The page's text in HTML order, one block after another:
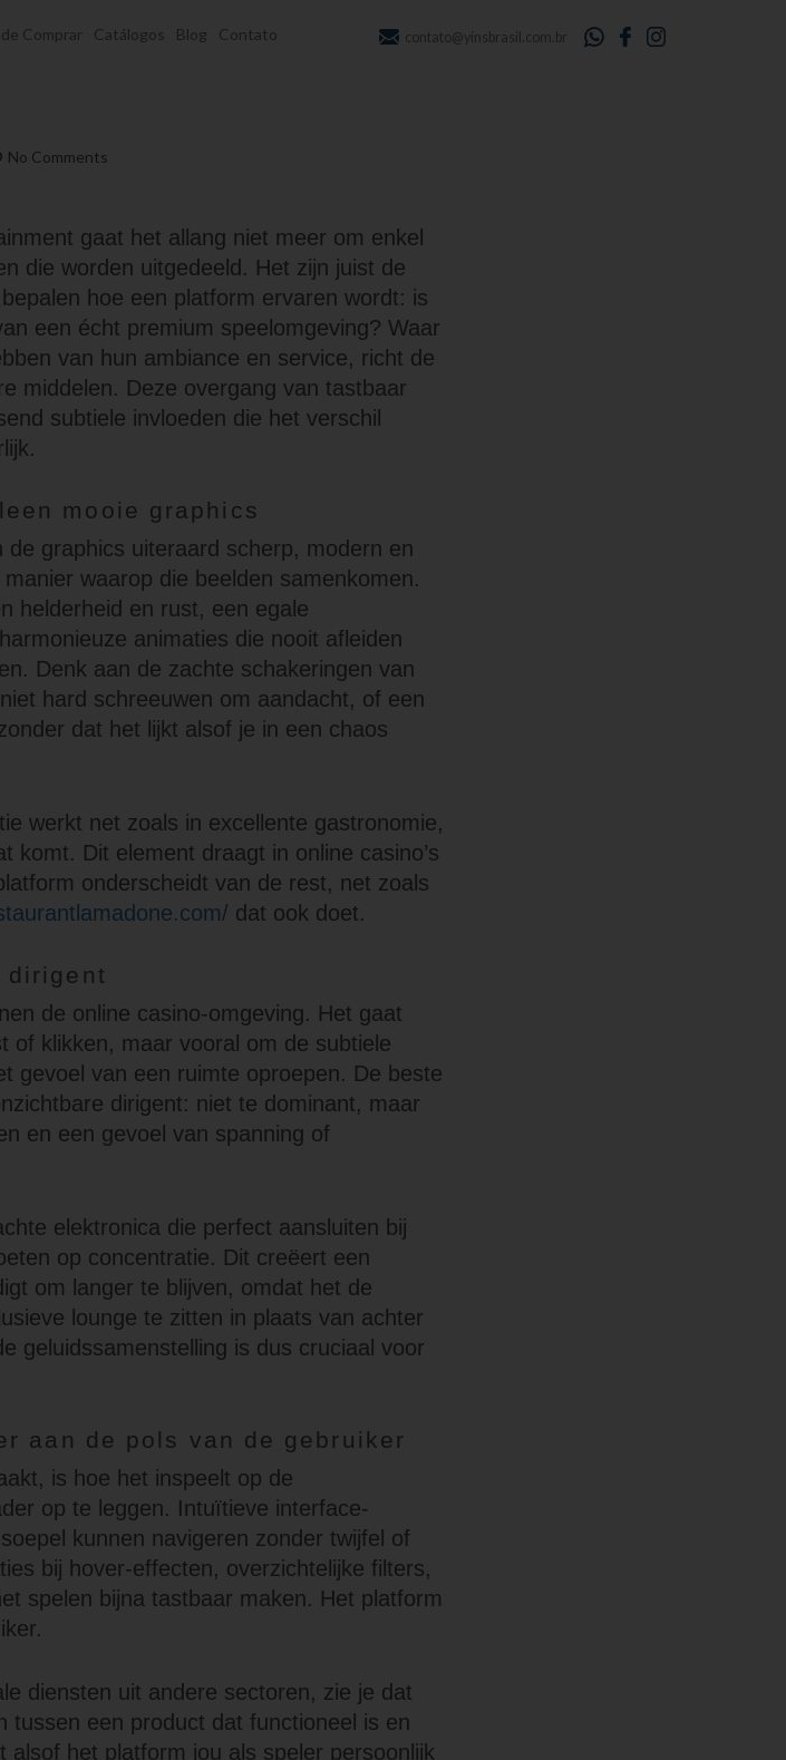
Comprar Catálogos Blog Contato contato@yinsbrasil.com.br
No Comments
gaat het allang niet meer om enkel
die worden uitgedeeld. Het zijn juist de
hoe een platform ervaren wordt: is
een écht premium speelomgeving? Waar
van hun ambiance en service, richt de
middelen. Deze overgang van tastbaar
subtiele invloeden die het verschil
mooie graphics
de graphics uiteraard scherp, modern en
waarop die beelden samenkomen.
helderheid en rust, een egale
animaties die nooit afleiden
Denk aan de zachte schakeringen van
hard schreeuwen om aandacht, of een
dat het lijkt alsof je in een chaos
werkt net zoals in excellente gastronomie,
komt. Dit element draagt in online casino’s
onderscheidt van de rest, net zoals
dat ook doet.
dirigent
de online casino-omgeving. Het gaat
of klikken, maar vooral om de subtiele
gevoel van een ruimte oproepen. De beste
dirigent: niet te dominant, maar
en een gevoel van spanning of
elektronica die perfect aansluiten bij
op concentratie. Dit creëert een
om langer te blijven, omdat het de
lounge te zitten in plaats van achter
geluidssamenstelling is dus cruciaal voor
aan de pols van de gebruiker
is hoe het inspeelt op de
op te leggen. Intuïtieve interface-
kunnen navigeren zonder twijfel of
bij hover-effecten, overzichtelijke filters,
spelen bijna tastbaar maken. Het platform
diensten uit andere sectoren, zie je dat
tussen een product dat functioneel is en
het platform jou als speler persoonlijk